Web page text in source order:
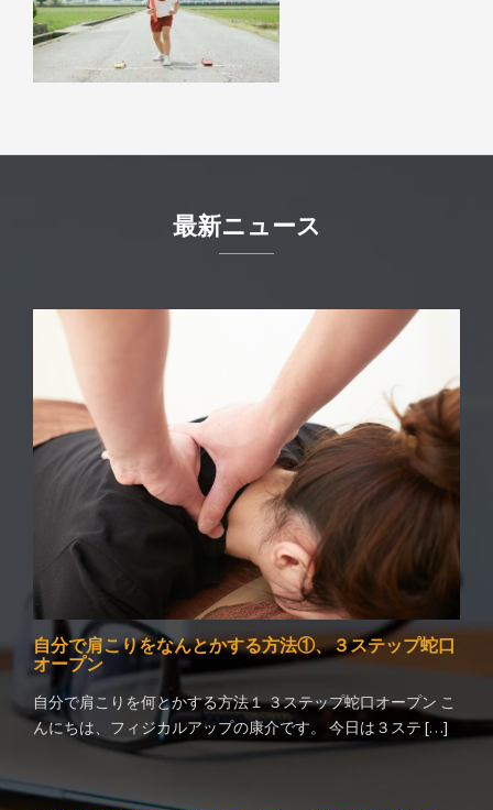
最新ニュース
自分で肩こりをなんとかする方法①、３ステップ蛇口
オープン
自分で肩こりを何とかする方法１ ３ステップ蛇口オープン こ
んにちは、フィジカルアップの康介です。 今日は３ステ […]